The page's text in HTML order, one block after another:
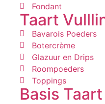
Fondant
Taart
Bavarois Poeders
Botercrème
Glazuur en Drips
Roompoeders
Toppings
Basis Taart